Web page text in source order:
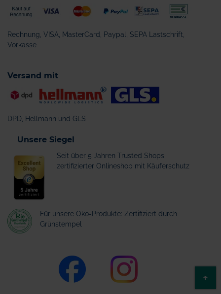
Rechnung, VISA, MasterCard, Paypal, SEPA Lastschrift,
Vorkasse
Versand mit
DPD, Hellmann und GLS
Unsere Siegel
Seit über 5 Jahren Trusted Shops
zertifizierter Onlineshop mit Käuferschutz
Für unsere Öko-Produkte: Zertifiziert durch
Grünstempel
↑